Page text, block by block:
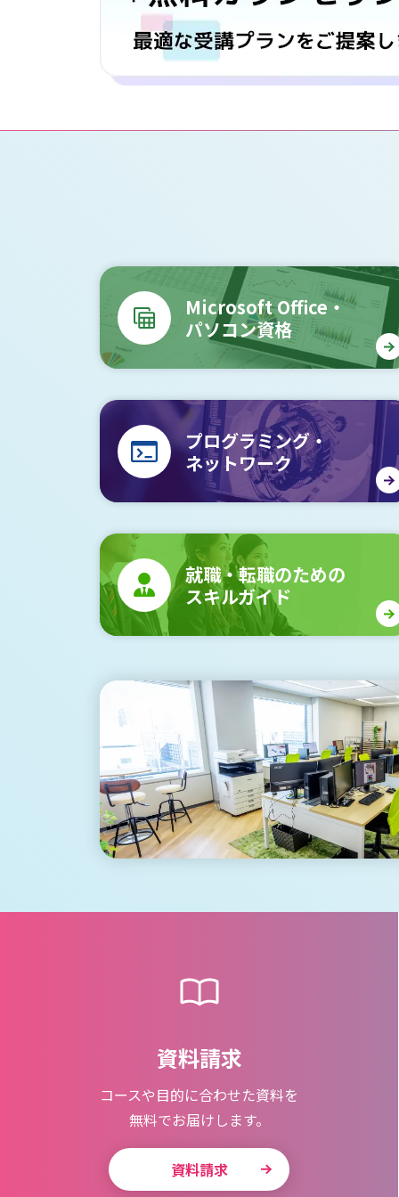
Microsoft Office・
パソコン資格
プログラミング・
ネットワーク
就職・転職のための
スキルガイド
資料請求
コースや目的に合わせた資料を
無料でお届けします。
資料請求